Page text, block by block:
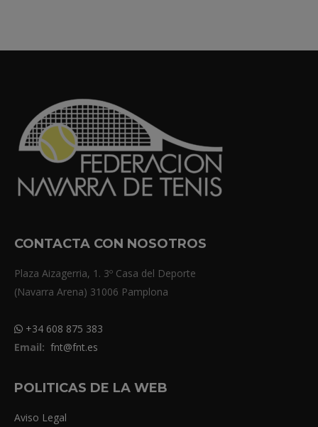
CONTACTA CON NOSOTROS
Plaza Aizagerria, 1. 3º Casa del Deporte
(Navarra Arena) 31006 Pamplona
+34 608 875 383
Email: fnt@fnt.es
POLITICAS DE LA WEB
Aviso Legal